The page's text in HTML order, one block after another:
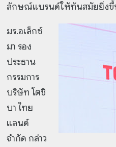
ลักษณ์แบรนด์ให้ทันสมัยยิ่ง
มร.อเล็กซ์
มา รอง
ประธาน
กรรมการ
บริษัท โตชิ
บา ไทย
แลนด์
จำกัด กล่าว